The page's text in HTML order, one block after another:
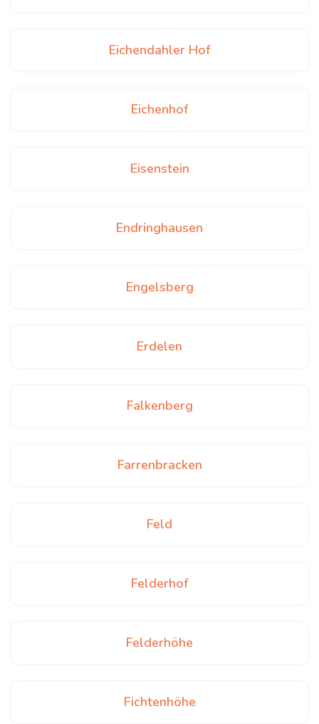
Eichendahler Hof
Eichenhof
Eisenstein
Endringhausen
Engelsberg
Erdelen
Falkenberg
Farrenbracken
Feld
Felderhof
Felderhöhe
Fichtenhöhe